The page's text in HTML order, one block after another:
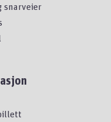
snarveier